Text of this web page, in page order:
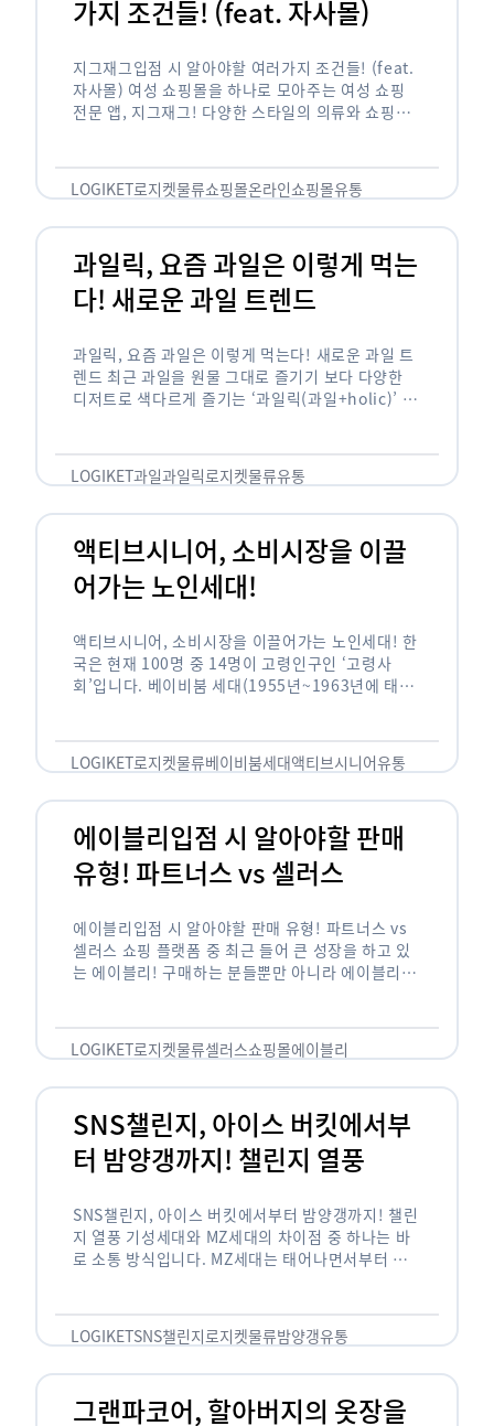
가지 조건들! (feat. 자사몰)
지그재그입점 시 알아야할 여러가지 조건들! (feat.
자사몰) 여성 쇼핑몰을 하나로 모아주는 여성 쇼핑
전문 앱, 지그재그! 다양한 스타일의 의류와 쇼핑몰
LOGIKET로지켓물류쇼핑몰온라인쇼핑몰유통
과일릭, 요즘 과일은 이렇게 먹는
다! 새로운 과일 트렌드
과일릭, 요즘 과일은 이렇게 먹는다! 새로운 과일 트
렌드 최근 과일을 원물 그대로 즐기기 보다 다양한
디저트로 색다르게 즐기는 ‘과일릭(과일+holic)’ 트
…
LOGIKET과일과일릭로지켓물류유통
액티브시니어, 소비시장을 이끌
어가는 노인세대!
액티브시니어, 소비시장을 이끌어가는 노인세대! 한
국은 현재 100명 중 14명이 고령인구인 ‘고령사
회’입니다. 베이비붐 세대(1955년~1963년에 태어
오고 있습니다. 하지만 사회가 늙어가는 …
LOGIKET로지켓물류베이비붐세대액티브시니어유통
에이블리입점 시 알아야할 판매
유형! 파트너스 vs 셀러스
에이블리입점 시 알아야할 판매 유형! 파트너스 vs
셀러스 쇼핑 플랫폼 중 최근 들어 큰 성장을 하고 있
는 에이블리! 구매하는 분들뿐만 아니라 에이블리에
LOGIKET로지켓물류셀러스쇼핑몰에이블리
SNS챌린지, 아이스 버킷에서부
터 밤양갱까지! 챌린지 열풍
SNS챌린지, 아이스 버킷에서부터 밤양갱까지! 챌린
지 열풍 기성세대와 MZ세대의 차이점 중 하나는 바
로 소통 방식입니다. MZ세대는 태어나면서부터 디
도 능숙한 …
LOGIKETSNS챌린지로지켓물류밤양갱유통
그랜파코어, 할아버지의 옷장을